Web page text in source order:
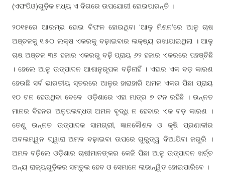
(ଏଫପିଓ)ଗୁଡ଼ିକ ମଧ୍ୟ ଏ ଦିଗରେ ଉପଯୋଗୀ ହୋଇପାରନ୍ତି ।
୨୦୧୫ରେ ଆରମ୍ଭ ହୋଇ ବିଫଳ ହୋଇଥିବା ‘ଆଳୁ ମିଶନ’ରେ ଆଳୁ ଚାଷ
ଅଞ୍ଚଳକୁ ୧.୫୦ ଲକ୍ଷ ଏକରକୁ ବଢ଼ାଇବାର ଲକ୍ଷ୍ୟ ରଖାଯାଇଥିଲା । ଆଳୁ
ଚାଷ ଅଞ୍ଚଳ ୩୭ ହଜାର ଏକରରୁ ବଢ଼ି ପ୍ରାୟ ୬୨ ହଜାର ଏକରରେ ପହଞ୍ଚିଛି
। ହେଲେ ଆଳୁ ଉତ୍ପାଦନ ଆଶାନୁରୂପକ ବଢ଼ିନାହିଁ । ଏହାର ଏକ ବଡ଼ କାରଣ
ହେଉଛି ସର୍ବ ଭାରତୀୟ ସ୍ତରରେ ଆଳୁର ହାରାହାରି ଅମଳ ଏକର ପିଛା ପ୍ରାୟ
୧୦ ଟନ ହେଉଥିବା ବେଳେ ଓଡ଼ିଶାରେ ଏହା ମାତ୍ର ୭ ଟନ ରହିଛି । ଉନ୍ନତ
ମାନର ବିହନର ଅନୁପଲବ୍ଧତା ଅମଳ ବୃଦ୍ଧି ନ ହେବାର ଏକ ବଡ଼ କାରଣ ।
ତେଣୁ ଉନ୍ନତ ଉତ୍ପାଦକ ସାମଗ୍ରୀ, ଜ୍ଞାନକୌଶଳ ଓ କୃଷି ପ୍ରଣାଳୀର
ଅବଲମ୍ୱନ ଦ୍ୱାରା ଅମଳ ବଢ଼ାଇବା ଉପରେ ଗୁରୁତ୍ୱ ଦିଆଯିବା ଜରୁରି ।
ଅମଳ ବଢ଼ିଲେ ଓଡ଼ିଶାର ଚାଷୀମାନଙ୍କର କେଜି ପିଛା ଆଳୁ ଉତ୍ପାଦନ ଖର୍ଚ୍ଚ
ଅନ୍ୟ ରାଜ୍ୟଗୁଡ଼ିକର ସମତୁଲ ହେବ ଓ ସେମାନେ ଲାଭାନ୍ୱିତ ହୋଇପାରିବେ ।